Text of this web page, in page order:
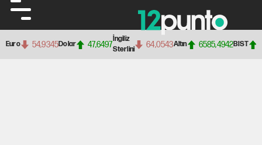
Euro 54,9345Dolar 47,6497
İngiliz
Sterlini
64,0543Altın 6585,4942BIST